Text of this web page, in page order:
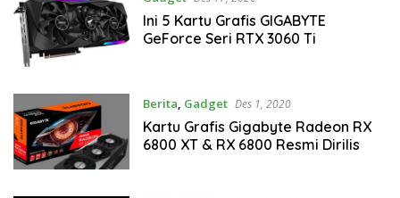
Ini 5 Kartu Grafis GIGABYTE
GeForce Seri RTX 3060 Ti
Berita, Gadget Des 1, 2020
Kartu Grafis Gigabyte Radeon RX
6800 XT & RX 6800 Resmi Dirilis